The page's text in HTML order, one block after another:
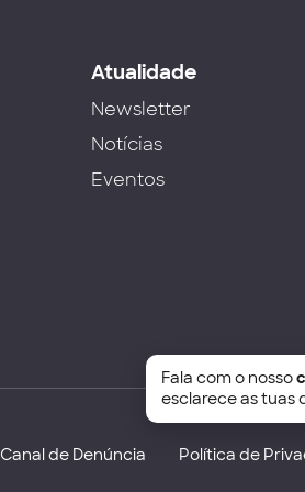
Atualidade
Newsletter
Notícias
Eventos
Canal de Denúncia Política de
Fala com o nosso
esclarece as tuas